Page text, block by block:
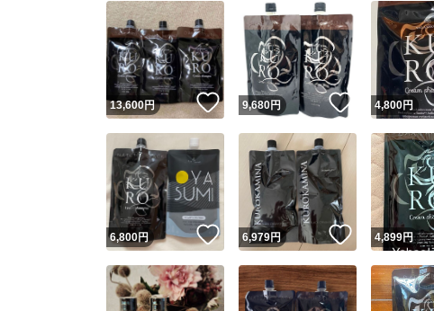
13,600円 いいね！
9,680円 いいね！
4,800円
6,800円 いいね！
6,979円 いいね！
4,899円